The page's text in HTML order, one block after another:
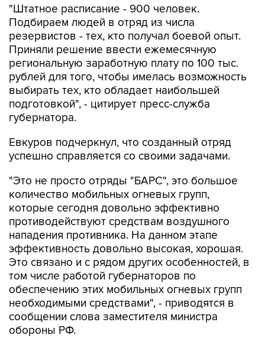
"Штатное расписание - 900 человек.
Подбираем людей в отряд из числа
резервистов - тех, кто получал боевой опыт.
Приняли решение ввести ежемесячную
региональную заработную плату по 100 тыс.
рублей для того, чтобы имелась возможность
выбирать тех, кто обладает наибольшей
подготовкой", - цитирует пресс-служба
губернатора.
Евкуров подчеркнул, что созданный отряд
успешно справляется со своими задачами.
"Это не просто отряды "БАРС", это большое
количество мобильных огневых групп,
которые сегодня довольно эффективно
противодействуют средствам воздушного
нападения противника. На данном этапе
эффективность довольно высокая, хорошая.
Это связано и с рядом других особенностей, в
том числе работой губернаторов по
обеспечению этих мобильных огневых групп
необходимыми средствами", - приводятся в
сообщении слова заместителя министра
обороны РФ.